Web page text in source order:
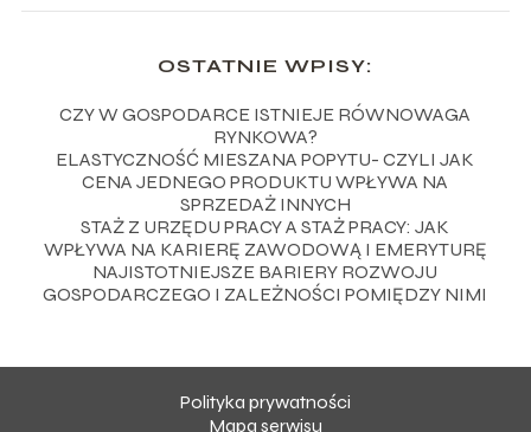
OSTATNIE WPISY:
CZY W GOSPODARCE ISTNIEJE RÓWNOWAGA
RYNKOWA?
ELASTYCZNOŚĆ MIESZANA POPYTU- CZYLI JAK
CENA JEDNEGO PRODUKTU WPŁYWA NA
SPRZEDAŻ INNYCH
STAŻ Z URZĘDU PRACY A STAŻ PRACY: JAK
WPŁYWA NA KARIERĘ ZAWODOWĄ I EMERYTURĘ
NAJISTOTNIEJSZE BARIERY ROZWOJU
GOSPODARCZEGO I ZALEŻNOŚCI POMIĘDZY NIMI
Polityka prywatności
Mapa serwisu